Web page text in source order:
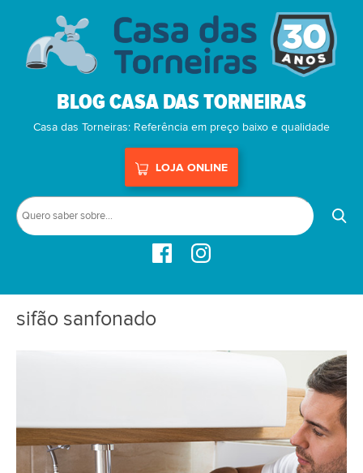
BLOG CASA DAS TORNEIRAS
Casa das Torneiras: Referência em preço baixo e qualidade
LOJA ONLINE
sifão sanfonado